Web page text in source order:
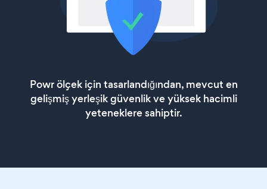
Powr ölçek için tasarlandığından, mevcut en
gelişmiş yerleşik güvenlik ve yüksek hacimli
yeteneklere sahiptir.